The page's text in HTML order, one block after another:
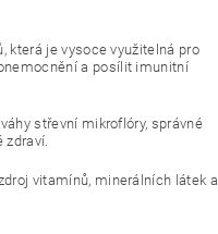
která je vysoce využitelná pro
a posílit imunitní
střevní mikroflóry, správné
vitamínů, minerálních látek a